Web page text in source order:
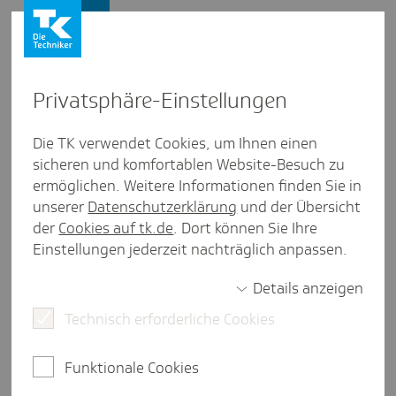
2,9 Milli­arden Euro Spar­po­ten­
zial bei Biosi­mi­lars, Tendenz
stei­gend
Pres­se­mit­tei­lung
Presse und Politik Preisgestaltung
Deutsche Preise für biologische Fertigarzneimittel
Preisangleichung notwendig
Privat­sphäre-Einstel­lungen
Die TK verwendet Cookies, um Ihnen einen
sicheren und komfortablen Website-Besuch zu
ermöglichen. Weitere Informationen finden Sie in
unserer Datenschutzerklärung und der Übersicht
der Cookies auf tk.de. Dort können Sie Ihre
Einstellungen jederzeit nachträglich anpassen.
Details anzeigen
Technisch erforderliche Cookies
Funktionale Cookies